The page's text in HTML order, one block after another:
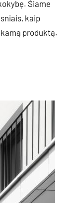
Šiame
kaip
produktą.